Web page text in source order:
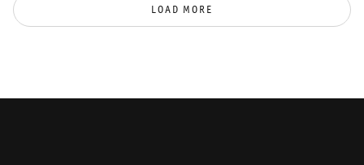
LOAD MORE